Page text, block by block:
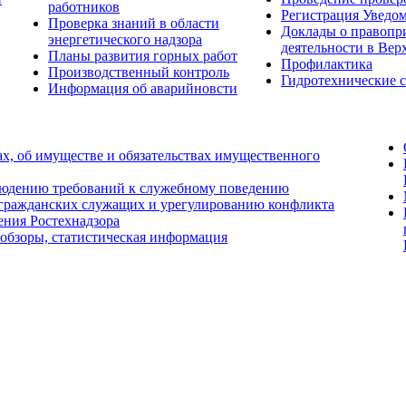
работников
Проверка знаний в области
энергетического надзора
Планы развития горных работ
Производственный контроль
Информация об аварийновсти
Регистрация
Доклады о
деятельности в
Профилактика
Гидротехнические
об имуществе и обязательствах имущественного
требований к служебному поведению
служащих и урегулированию конфликта
Ростехнадзора
статистическая информация